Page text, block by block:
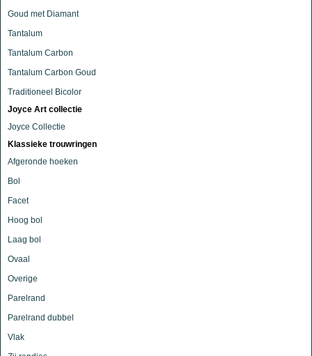
Goud met Diamant
Tantalum
Tantalum Carbon
Tantalum Carbon Goud
Traditioneel Bicolor
Joyce Art collectie
Joyce Collectie
Klassieke trouwringen
Afgeronde hoeken
Bol
Facet
Hoog bol
Laag bol
Ovaal
Overige
Parelrand
Parelrand dubbel
Vlak